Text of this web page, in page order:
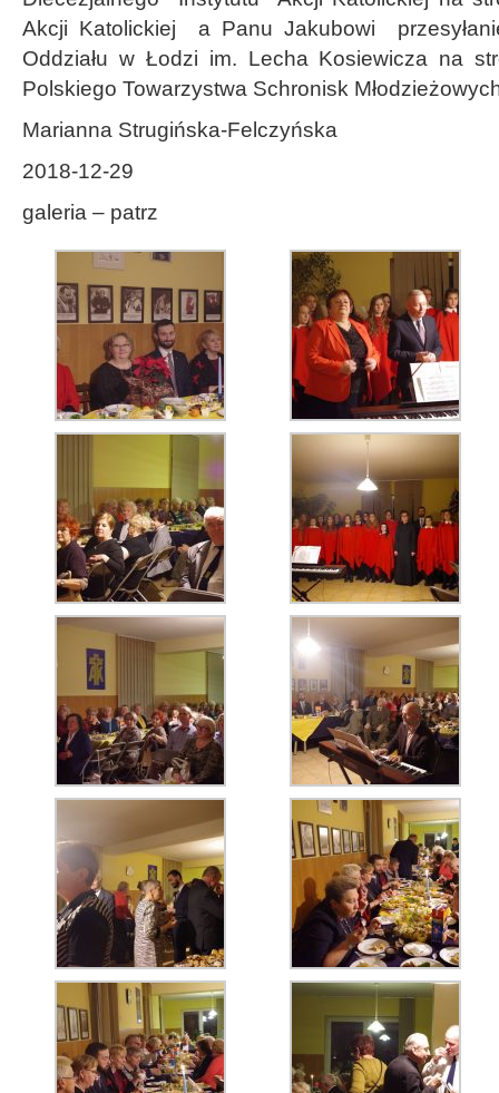
Akcji Katolickiej a Panu Jakubowi
Oddziału w Łodzi im. Lecha Kosiewicza na
Polskiego Towarzystwa Schronisk
Marianna Strugińska-Felczyńska
2018-12-29
galeria – patrz